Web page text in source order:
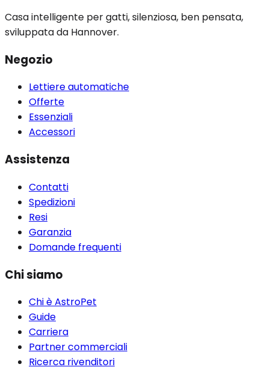
Casa intelligente per gatti, silenziosa, ben pensata,
sviluppata da Hannover.
Negozio
Lettiere automatiche
Offerte
Essenziali
Accessori
Assistenza
Contatti
Spedizioni
Resi
Garanzia
Domande frequenti
Chi siamo
Chi è AstroPet
Guide
Carriera
Partner commerciali
Ricerca rivenditori